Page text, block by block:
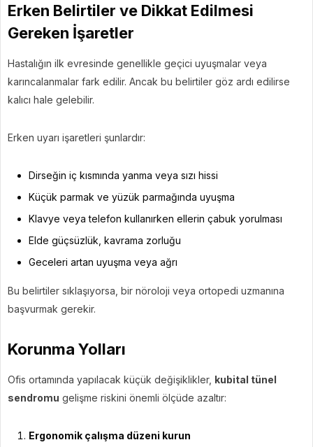
Erken Belirtiler ve Dikkat Edilmesi
Gereken İşaretler
Hastalığın ilk evresinde genellikle geçici uyuşmalar veya
karıncalanmalar fark edilir. Ancak bu belirtiler göz ardı edilirse
kalıcı hale gelebilir.
Erken uyarı işaretleri şunlardır:
Dirseğin iç kısmında yanma veya sızı hissi
Küçük parmak ve yüzük parmağında uyuşma
Klavye veya telefon kullanırken ellerin çabuk yorulması
Elde güçsüzlük, kavrama zorluğu
Geceleri artan uyuşma veya ağrı
Bu belirtiler sıklaşıyorsa, bir nöroloji veya ortopedi uzmanına
başvurmak gerekir.
Korunma Yolları
Ofis ortamında yapılacak küçük değişiklikler, kubital tünel
sendromu gelişme riskini önemli ölçüde azaltır:
Ergonomik çalışma düzeni kurun